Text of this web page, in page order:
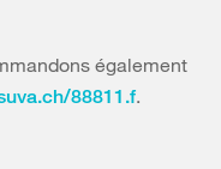
également
88811.f.